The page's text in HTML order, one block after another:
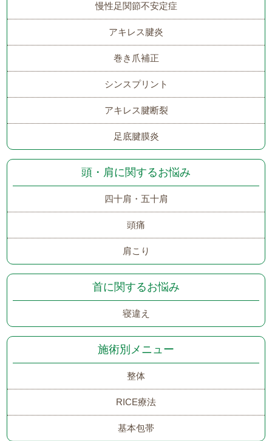
慢性足関節不安定症
アキレス腱炎
巻き爪補正
シンスプリント
アキレス腱断裂
足底腱膜炎
頭・肩に関するお悩み
四十肩・五十肩
頭痛
肩こり
首に関するお悩み
寝違え
施術別メニュー
整体
RICE療法
基本包帯